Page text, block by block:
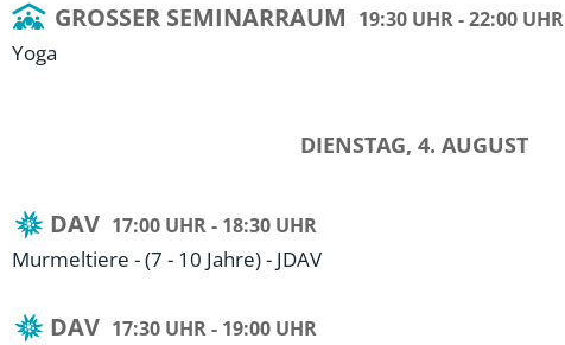
GROSSER SEMINARRAUM 19:30 UHR - 22:00 UHR
Yoga
DIENSTAG, 4. AUGUST
DAV 17:00 UHR - 18:30 UHR
Murmeltiere - (7 - 10 Jahre) - JDAV
DAV 17:30 UHR - 19:00 UHR